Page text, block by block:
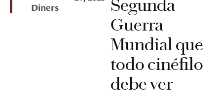
Diners
Segunda
Guerra
Mundial que
todo cinéfilo
debe ver